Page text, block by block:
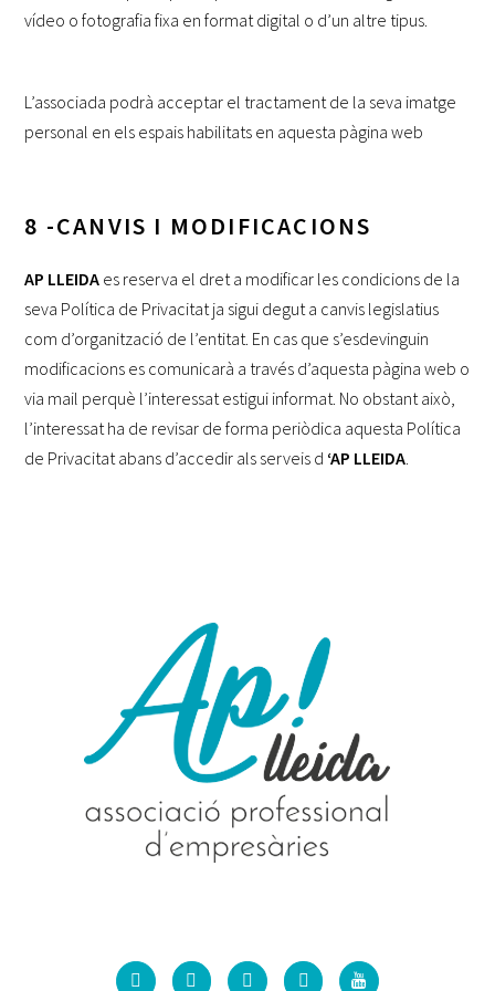
vídeo o fotografia fixa en format digital o d’un altre tipus.
L’associada podrà acceptar el tractament de la seva imatge
personal en els espais habilitats en aquesta pàgina web
8 -CANVIS I MODIFICACIONS
AP LLEIDA es reserva el dret a modificar les condicions de la
seva Política de Privacitat ja sigui degut a canvis legislatius
com d’organització de l’entitat. En cas que s’esdevinguin
modificacions es comunicarà a través d’aquesta pàgina web o
via mail perquè l’interessat estigui informat. No obstant això,
l’interessat ha de revisar de forma periòdica aquesta Política
de Privacitat abans d’accedir als serveis d ‘AP LLEIDA.